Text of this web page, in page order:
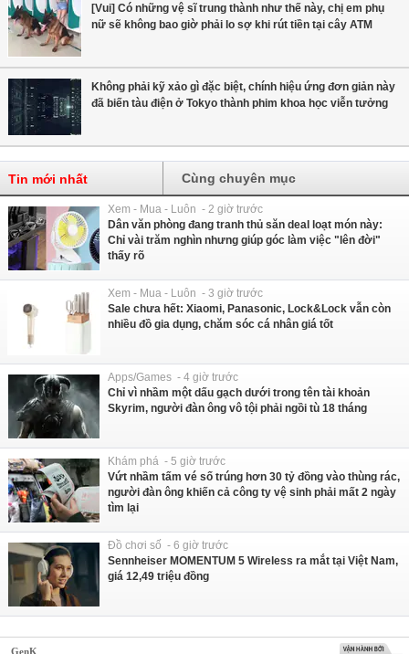
[Vui] Có những vệ sĩ trung thành như thế này, chị em phụ
nữ sẽ không bao giờ phải lo sợ khi rút tiền tại cây ATM
Không phải kỹ xảo gì đặc biệt, chính hiệu ứng đơn giản này
đã biến tàu điện ở Tokyo thành phim khoa học viễn tưởng
Tin mới nhất Cùng chuyên mục
Xem - Mua - Luôn - 2 giờ trước
Dân văn phòng đang tranh thủ săn deal loạt món này:
Chỉ vài trăm nghìn nhưng giúp góc làm việc "lên đời"
thấy rõ
Xem - Mua - Luôn - 3 giờ trước
Sale chưa hết: Xiaomi, Panasonic, Lock&Lock vẫn còn
nhiều đồ gia dụng, chăm sóc cá nhân giá tốt
Apps/Games - 4 giờ trước
Chỉ vì nhầm một dấu gạch dưới trong tên tài khoản
Skyrim, người đàn ông vô tội phải ngồi tù 18 tháng
Khám phá - 5 giờ trước
Vứt nhầm tấm vé số trúng hơn 30 tỷ đồng vào thùng rác,
người đàn ông khiến cả công ty vệ sinh phải mất 2 ngày
tìm lại
Đồ chơi số - 6 giờ trước
Sennheiser MOMENTUM 5 Wireless ra mắt tại Việt Nam,
giá 12,49 triệu đồng
GenK